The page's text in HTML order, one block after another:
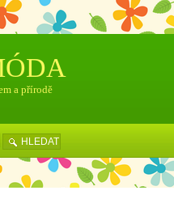
a přírodě
HLEDAT